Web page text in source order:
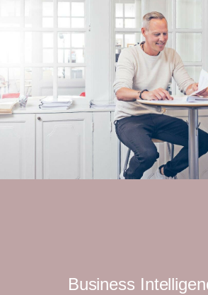
Business